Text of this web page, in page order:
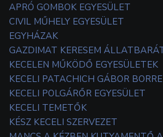
APRÓ GOMBOK EGYESÜLET
CIVIL MŰHELY EGYESÜLET
EGYHÁZAK
GAZDIMAT KERESEM
KECELEN MŰKÖDŐ EGYESÜLETEK
KECELI PATACHICH GÁBOR
KECELI POLGÁRŐR EGYESÜLET
KECELI TEMETŐK
KÉSZ KECELI SZERVEZET